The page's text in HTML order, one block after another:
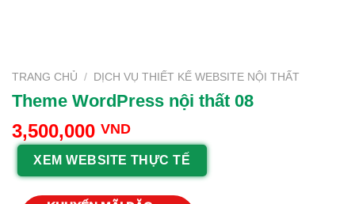
TRANG CHỦ / DỊCH VỤ THIẾT KẾ WEBSITE NỘI THẤT
Theme WordPress nội thất 08
3,500,000 VND
XEM WEBSITE THỰC TẾ